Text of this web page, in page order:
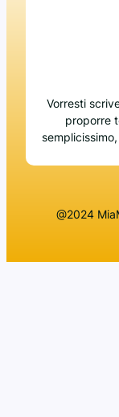
Vorresti
proporre
@2024